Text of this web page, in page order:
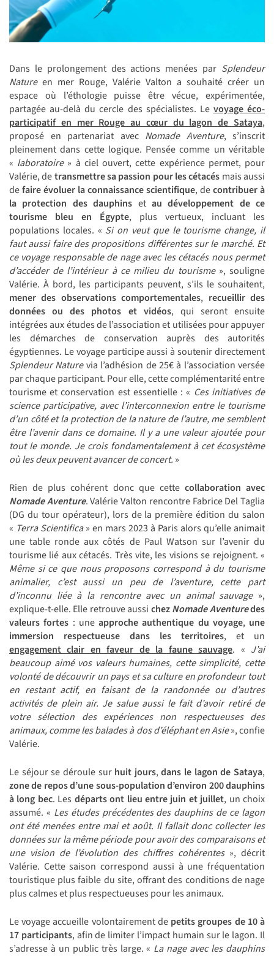
Dans le prolongement des actions menées par Splendeur
Natureen mer Rouge, Valérie Valton a souhaité créer un
espace où l’éthologie puisse être vécue, expérimentée,
partagée au-delà du cercle des spécialistes. Le voyage éco-
participatif en mer Rouge au cœur du lagon de Sataya,
proposé en partenariat avec Nomade Aventure, s’inscrit
pleinement dans cette logique. Pensée comme un véritable
« laboratoire» à ciel ouvert, cette expérience permet, pour
Valérie, detransmettre sa passion pour les cétacés mais aussi
defaire évoluer la connaissance scientifique, decontribuer à
la protection des dauphins et au développement de ce
tourisme bleu en Égypte, plus vertueux, incluant les
populations locales. « Si on veut que le tourisme change, il
faut aussi faire des propositions différentes sur le marché. Et
ce voyage responsable de nage avec les cétacés nous permet
d’accéder de l’intérieur à ce milieu du tourisme », souligne
Valérie. À bord, les participants peuvent, s’ils le souhaitent,
mener des observations comportementales, recueillir des
données ou des photos et vidéos, qui seront ensuite
intégrées aux études de l’association et utilisées pour appuyer
les démarches de conservation auprès des autorités
égyptiennes. Le voyage participe aussi à soutenir directement
Splendeur Naturevia l’adhésion de 25€ à l’association versée
par chaque participant. Pour elle, cette complémentarité entre
tourisme et conservation est essentielle : « Ces initiatives de
science participative, avec l’interconnexion entre le tourisme
d’un côté et la protection de la nature de l’autre, me semblent
être l’avenir dans ce domaine. Il y a une valeur ajoutée pour
tout le monde. Je crois fondamentalement à cet écosystème
où les deux peuvent avancer de concert. »
Rien de plus cohérent donc que cette collaboration avec
Nomade Aventure. Valérie Valton rencontre Fabrice Del Taglia
(DG du tour opérateur), lors de la première édition du salon
« Terra Scientifica» en mars 2023 à Paris alors qu’elle animait
une table ronde aux côtés de Paul Watson sur l’avenir du
tourisme lié aux cétacés. Très vite, les visions se rejoignent. «
Même si ce que nous proposons correspond à du tourisme
animalier, c’est aussi un peu de l’aventure, cette part
d’inconnu liée à la rencontre avec un animal sauvage»,
explique-t-elle. Elle retrouve aussi chezNomade Aventuredes
valeurs fortes : une approche authentique du voyage, une
immersion respectueuse dans les territoires, et un
engagement clair en faveur de la faune sauvage. « J’ai
beaucoup aimé vos valeurs humaines, cette simplicité, cette
volonté de découvrir un pays et sa culture en profondeur tout
en restant actif, en faisant de la randonnée ou d’autres
activités de plein air. Je salue aussi le fait d’avoir retiré de
votre sélection des expériences non respectueuses des
animaux, comme les balades à dos d’éléphant en Asie», confie
Valérie.
Le séjour se déroule sur huit jours,dans le lagon de Sataya,
zone de repos d’une sous-population d’environ 200 dauphins
à long bec. Les départs ont lieu entre juin et juillet, un choix
assumé. « Les études précédentes des dauphins de ce lagon
ont été menées entre mai et août. Il fallait donc collecter les
données sur la même période pour avoir des comparaisons et
une vision de l’évolution des chiffres cohérentes », décrit
Valérie. Cette saison correspond aussi à une fréquentation
touristique plus faible du site, offrant des conditions de nage
plus calmes et plus respectueuses pour les animaux.
Le voyage accueille volontairement de petits groupes de 10 à
17 participants, afin de limiter l’impact humain sur le lagon. Il
s’adresse à un public très large. « La nage avec les dauphins